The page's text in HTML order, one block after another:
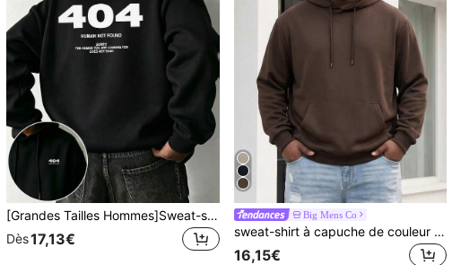
[Grandes Tailles Hommes]Sweat-shirt à capuche style street imprimé numérique manches longues automne/hiver pour hommes
Dès17,13€
Big Mens Co
sweat-shirt à capuche de couleur unie grande taille, coupe ample avec poche kangourou et cordon de serrage, Top décontracté et polyvalent
16,15€